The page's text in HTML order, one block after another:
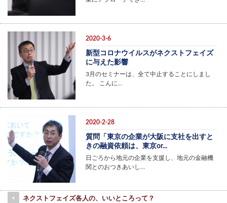
2020-3-6
新型コロナウイルスがネクストフェイズ
に与えた影響
3月のセミナーは、全て中止することにしまし
た。 こんに…
2020-2-28
質問「東京の企業が大阪に支社を出すと
きの融資依頼は、東京or...
日ごろから地元の企業を支援し、地元の金融機
関とのおつきあいし…
ネクストフェイズ各人の、いいところって？